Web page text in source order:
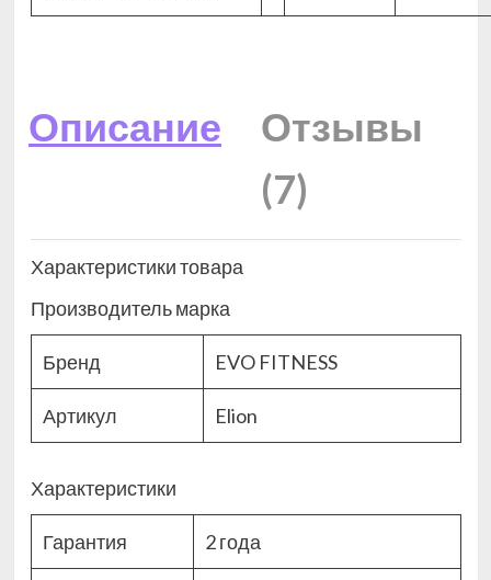
Описание
Отзывы
(7)
Характеристики товара
Производитель марка
Бренд EVO FITNESS
Артикул Elion
Характеристики
Гарантия 2 года